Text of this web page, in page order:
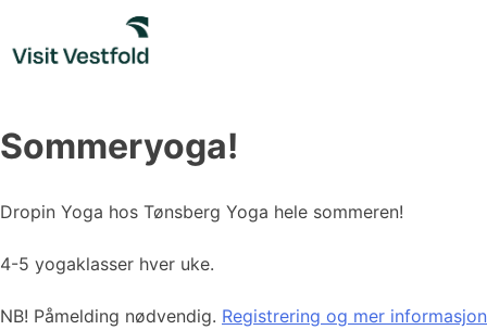
content
Sommeryoga!
Dropin Yoga hos Tønsberg Yoga hele sommeren!
4-5 yogaklasser hver uke.
NB! Påmelding nødvendig. Registrering og mer informasjon